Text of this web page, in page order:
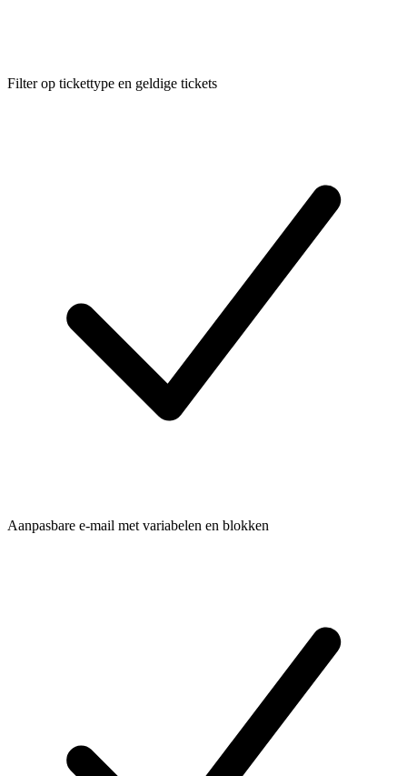
Filter op tickettype en geldige tickets
Aanpasbare e-mail met variabelen en blokken